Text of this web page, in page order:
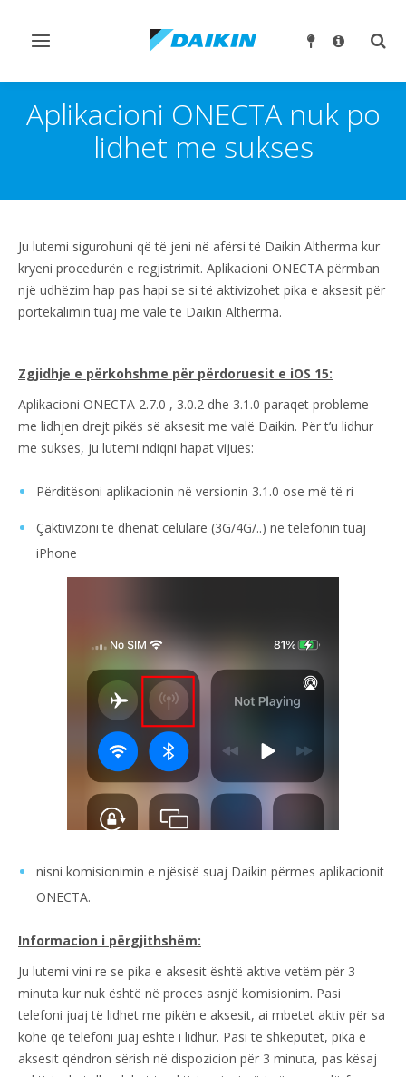
Ndrysho
Aplikacioni ONECTA nuk po
lidhet me sukses
Ju lutemi sigurohuni që të jeni në afërsi të Daikin Altherma kur
kryeni procedurën e regjistrimit. Aplikacioni ONECTA përmban
një udhëzim hap pas hapi se si të aktivizohet pika e aksesit për
portëkalimin tuaj me valë të Daikin Altherma.
Zgjidhje e përkohshme për përdoruesit e iOS 15:
Aplikacioni ONECTA 2.7.0 , 3.0.2 dhe 3.1.0 paraqet probleme
me lidhjen drejt pikës së aksesit me valë Daikin. Për t’u lidhur
me sukses, ju lutemi ndiqni hapat vijues:
Përditësoni aplikacionin në versionin 3.1.0 ose më të ri
Çaktivizoni të dhënat celulare (3G/4G/..) në telefonin tuaj
iPhone
nisni komisionimin e njësisë suaj Daikin përmes aplikacionit
ONECTA.
Informacion i përgjithshëm:
Ju lutemi vini re se pika e aksesit është aktive vetëm për 3
minuta kur nuk është në proces asnjë komisionim. Pasi
telefoni juaj të lidhet me pikën e aksesit, ai mbetet aktiv për sa
kohë që telefoni juaj është i lidhur. Pasi të shkëputet, pika e
aksesit qëndron sërish në dispozicion për 3 minuta, pas kësaj